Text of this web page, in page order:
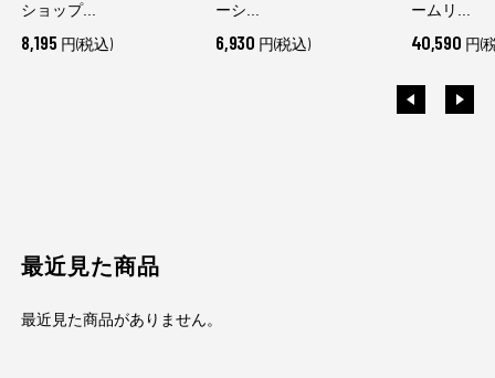
ショップ...
8,195 円(税込)
ーシ...
6,930 円(税込)
ームリ...
40,590 円(
最近見た商品
最近見た商品がありません。